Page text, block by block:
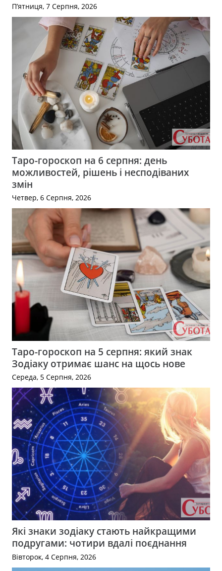
П’ятниця, 7 Серпня, 2026
Таро-гороскоп на 6 серпня: день
можливостей, рішень і несподіваних
змін
Четвер, 6 Серпня, 2026
Таро-гороскоп на 5 серпня: який знак
Зодіаку отримає шанс на щось нове
Середа, 5 Серпня, 2026
Які знаки зодіаку стають найкращими
подругами: чотири вдалі поєднання
Вівторок, 4 Серпня, 2026